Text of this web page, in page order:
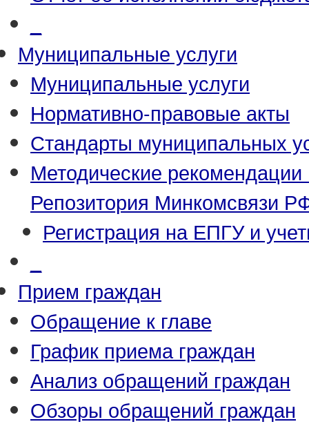
Муниципальные услуги
Муниципальные услуги
Нормативно-правовые акты
Стандарты муниципальных
Методические
Репозитория Минкомсвязи
Регистрация на ЕПГУ и
Прием граждан
Обращение к главе
График приема граждан
Анализ обращений граждан
Обзоры обращений граждан